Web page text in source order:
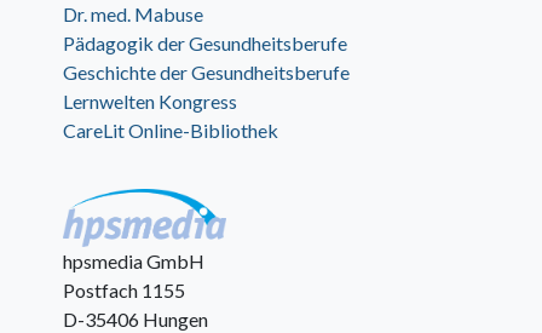
Dr. med. Mabuse
Pädagogik der Gesundheitsberufe
Geschichte der Gesundheitsberufe
Lernwelten Kongress
CareLit Online-Bibliothek
hpsmedia GmbH
Postfach 1155
D-35406 Hungen